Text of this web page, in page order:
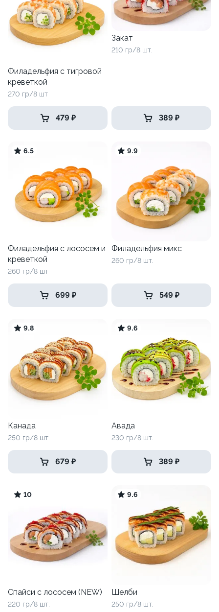
Филадельфия с тигровой
креветкой
270 гр/8 шт
479 ₽
Закат
210 гр/8 шт.
389 ₽
6.5
Филадельфия с лососем и
креветкой
260 гр/8 шт
699 ₽
9.9
Филадельфия микс
260 гр/8 шт.
549 ₽
9.8
Канада
250 гр/8 шт
679 ₽
9.6
Авада
230 гр/8 шт.
389 ₽
10
Спайси с лососем (NEW)
220 гр/8 шт.
9.6
Шелби
250 гр/8 шт.